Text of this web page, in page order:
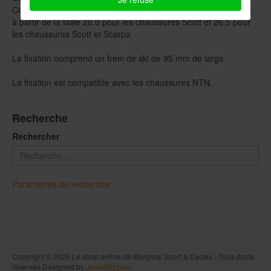
Coupe du monde de télémark. La fixation est de taille Medium,
à partir de la taille 26.0 pour les chaussures Scott et 26.5 pour
les chaussures Scott et Scarpa
La fixation comprend un frein de ski de 95 mm de large.
La fixation est compatible avec les chaussures NTN.
Recherche
Rechercher
Paramètres de recherche
Copyright © 2026 Le shop online de Marginal Sport & Cycles - Tous droits
réservés Designed by JoomlArt.com